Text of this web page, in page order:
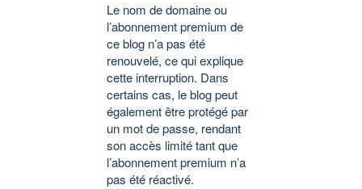
Le nom de domaine ou
l’abonnement premium de
ce blog n’a pas été
renouvelé, ce qui explique
cette interruption. Dans
certains cas, le blog peut
également être protégé par
un mot de passe, rendant
son accès limité tant que
l’abonnement premium n’a
pas été réactivé.